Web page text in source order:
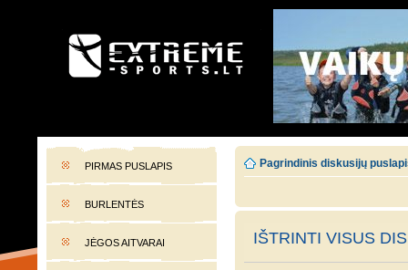
EXTREME-SPORTS.LT
PIRMAS PUSLAPIS
BURLENTĖS
JĖGOS AITVARAI
Pagrindinis diskusijų
IŠTRINTI VISUS